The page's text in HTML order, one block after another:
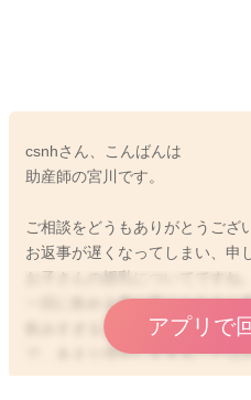
csnhさん、こんばんは
助産師の宮川です。
ご相談をどうもありがとうござ
お返事が遅くなってしまい、申
お子さんの授乳についてですね。
一回に飲める量に限りもあると
飲みすぎることで、吐き戻しや
で、あまり増やしすぎることは
アプリで